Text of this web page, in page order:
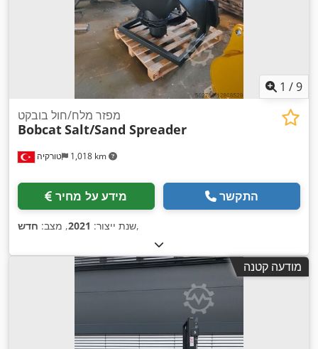
1 /9
טורקיה 1,018 km
מפזר מלח/חול בובקט
BobcatSalt/Sand Spreader
מידע על מחיר התקשר
שנת ייצור: 2021, מצב: חדש ,
מודעה קטנה